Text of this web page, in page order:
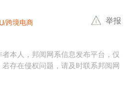
跨境电商 举报
本人，邦阅网系信息发布平台，仅
存在侵权问题，请及时联系邦阅网